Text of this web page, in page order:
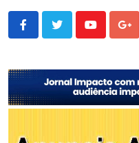
Youtube